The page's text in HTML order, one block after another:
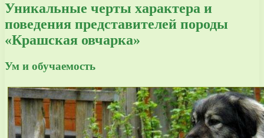
Уникальные черты характера и
поведения представителей породы
«Крашская овчарка»
Ум и обучаемость